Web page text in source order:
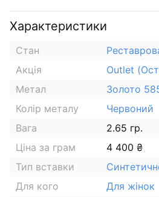
Характеристики
Стан
Акція
Outlet
Метал
Золото
Колір металу
Червоний
Вага
2.65 гр.
Ціна за грам
4 400 ₴
Тип вставки
Для кого
Для жінок